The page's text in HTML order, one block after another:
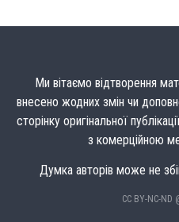
Ми вітаємо відтворення
внесено жодних змін чи
сторінку оригінальної
з комерційною
Думка авторів може не
CC BY-NC-ND